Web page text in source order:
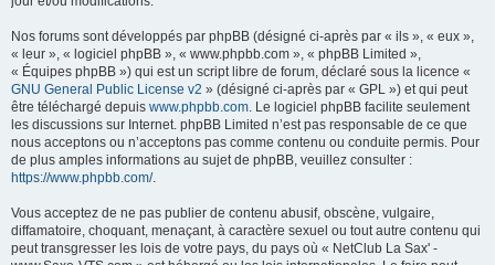
Nos forums sont développés par phpBB (désigné ci-après par « ils », « eux »,
« leur », « logiciel phpBB », « www.phpbb.com », « phpBB Limited »,
« Équipes phpBB ») qui est un script libre de forum, déclaré sous la licence «
GNU General Public License v2 » (désigné ci-après par « GPL ») et qui peut
être téléchargé depuis www.phpbb.com. Le logiciel phpBB facilite seulement
les discussions sur Internet. phpBB Limited n’est pas responsable de ce que
nous acceptons ou n’acceptons pas comme contenu ou conduite permis. Pour
de plus amples informations au sujet de phpBB, veuillez consulter :
https://www.phpbb.com/.
Vous acceptez de ne pas publier de contenu abusif, obscène, vulgaire,
diffamatoire, choquant, menaçant, à caractère sexuel ou tout autre contenu qui
peut transgresser les lois de votre pays, du pays où « NetClub La Sax' -